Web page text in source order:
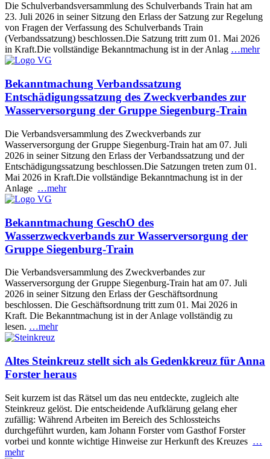
Die Schulverbandsversammlung des Schulverbands Train hat am
23. Juli 2026 in seiner Sitzung den Erlass der Satzung zur Regelung
von Fragen der Verfassung des Schulverbands Train
(Verbandssatzung) beschlossen.Die Satzung tritt zum 01. Mai 2026
in Kraft.Die vollständige Bekanntmachung ist in der Anlag …mehr
Bekanntmachung Verbandssatzung
Entschädigungssatzung des Zweckverbandes zur
Wasserversorgung der Gruppe Siegenburg-Train
Die Verbandsversammlung des Zweckverbands zur
Wasserversorgung der Gruppe Siegenburg-Train hat am 07. Juli
2026 in seiner Sitzung den Erlass der Verbandssatzung und der
Entschädigungssatzung beschlossen.Die Satzungen treten zum 01.
Mai 2026 in Kraft.Die vollständige Bekanntmachung ist in der
Anlage …mehr
Bekanntmachung GeschO des
Wasserzweckverbands zur Wasserversorgung der
Gruppe Siegenburg-Train
Die Verbandsversammlung des Zweckverbandes zur
Wasserversorgung der Gruppe Siegenburg-Train hat am 07. Juli
2026 in seiner Sitzung den Erlass der Geschäftsordnung
beschlossen. Die Geschäftsordnung tritt zum 01. Mai 2026 in
Kraft. Die Bekanntmachung ist in der Anlage vollständig zu
lesen. …mehr
Altes Steinkreuz stellt sich als Gedenkkreuz für Anna
Forster heraus
Seit kurzem ist das Rätsel um das neu entdeckte, zugleich alte
Steinkreuz gelöst. Die entscheidende Aufklärung gelang eher
zufällig: Während Arbeiten im Bereich des Schlossteichs
durchgeführt wurden, kam Johann Forster vom Gasthof Forster
vorbei und konnte wichtige Hinweise zur Herkunft des Kreuzes …
mehr